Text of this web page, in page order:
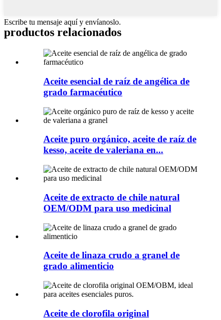
Escribe tu mensaje aquí y envíanoslo.
productos relacionados
Aceite esencial de raíz de angélica de
grado farmacéutico
Aceite puro orgánico, aceite de raíz de
kesso, aceite de valeriana en...
Aceite de extracto de chile natural
OEM/ODM para uso medicinal
Aceite de linaza crudo a granel de
grado alimenticio
Aceite de clorofila original